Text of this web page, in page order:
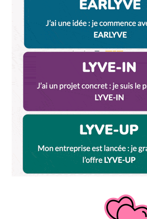
(l’url commençait par
faudra aussi que ta
Myrtille
28 octobre 2010 à 17 h 55 min
Arrêteuh ma marraine
meilleure :p
Le Piaf Fou
28 octobre 2010 à 17 h 59 min
28 octobre 2010 à 18 h 27 min